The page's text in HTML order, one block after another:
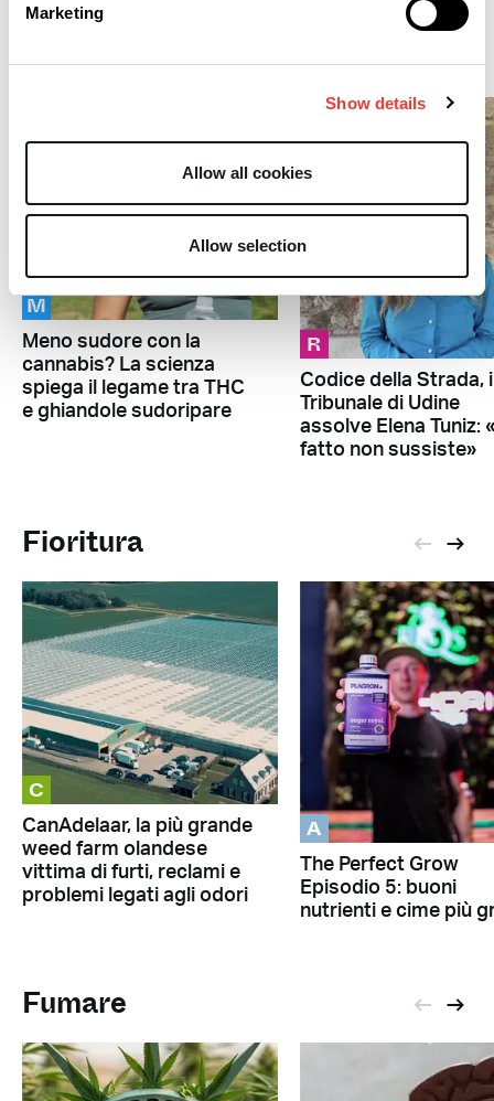
Marketing
Show details
Allow all cookies
Allow selection
THC
M
Meno sudore con la
cannabis? La scienza
spiega il legame tra THC
e ghiandole sudoripare
R
Codice della Strada,
Tribunale di Udine
assolve Elena Tuniz:
fatto non sussiste»
Fioritura
C
CanAdelaar, la più grande
weed farm olandese
vittima di furti, reclami e
problemi legati agli odori
A
The Perfect Grow
Episodio 5: buoni
nutrienti e cime più
Fumare